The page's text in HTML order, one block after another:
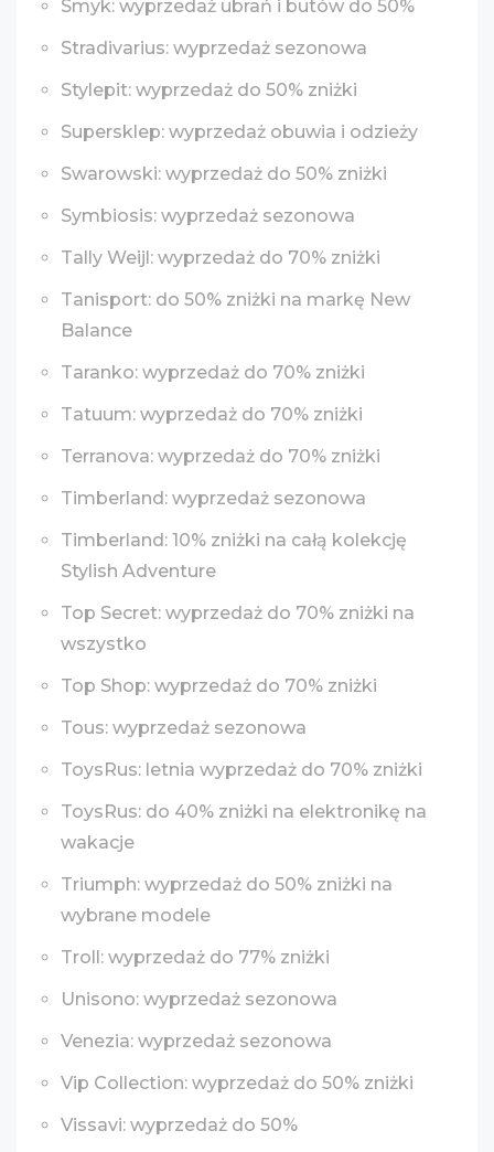
Smyk: wyprzedaż ubrań i butów do 50%
Stradivarius: wyprzedaż sezonowa
Stylepit: wyprzedaż do 50% zniżki
Supersklep: wyprzedaż obuwia i odzieży
Swarowski: wyprzedaż do 50% zniżki
Symbiosis: wyprzedaż sezonowa
Tally Weijl: wyprzedaż do 70% zniżki
Tanisport: do 50% zniżki na markę New
Balance
Taranko: wyprzedaż do 70% zniżki
Tatuum: wyprzedaż do 70% zniżki
Terranova: wyprzedaż do 70% zniżki
Timberland: wyprzedaż sezonowa
Timberland: 10% zniżki na całą kolekcję
Stylish Adventure
Top Secret: wyprzedaż do 70% zniżki na
wszystko
Top Shop: wyprzedaż do 70% zniżki
Tous: wyprzedaż sezonowa
ToysRus: letnia wyprzedaż do 70% zniżki
ToysRus: do 40% zniżki na elektronikę na
wakacje
Triumph: wyprzedaż do 50% zniżki na
wybrane modele
Troll: wyprzedaż do 77% zniżki
Unisono: wyprzedaż sezonowa
Venezia: wyprzedaż sezonowa
Vip Collection: wyprzedaż do 50% zniżki
Vissavi: wyprzedaż do 50%